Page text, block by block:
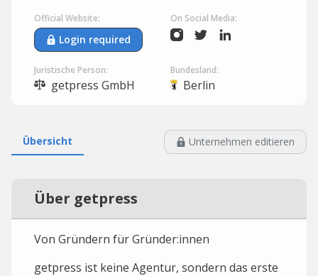
Official Website:
Login required
On Social Media:
Juristische Person:
getpress GmbH
Bundesland:
Berlin
Übersicht Unternehmen editieren
Über getpress
Von Gründern für Gründer:innen
getpress ist keine Agentur, sondern das erste